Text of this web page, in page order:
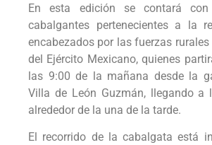
En esta edición se contará
cabalgantes pertenecientes a la
encabezados por las fuerzas
del Ejército Mexicano, quienes
las 9:00 de la mañana desde la
Villa de León Guzmán, llegando a
alrededor de la una de la tarde.
El recorrido de la cabalgata está